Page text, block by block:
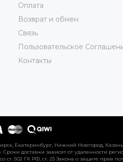
Оплата
Возврат и обмен
Связь
Пользовательское
Контакты
Екатеринбург, Нижний Новгород,
доставки зависят от удаленности
ст. 502 ГК РФ, ст. 25 Закона о защите прав